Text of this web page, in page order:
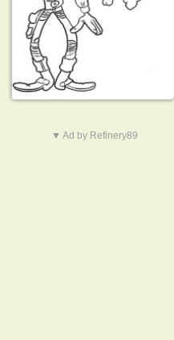
▼ Ad by Refinery89